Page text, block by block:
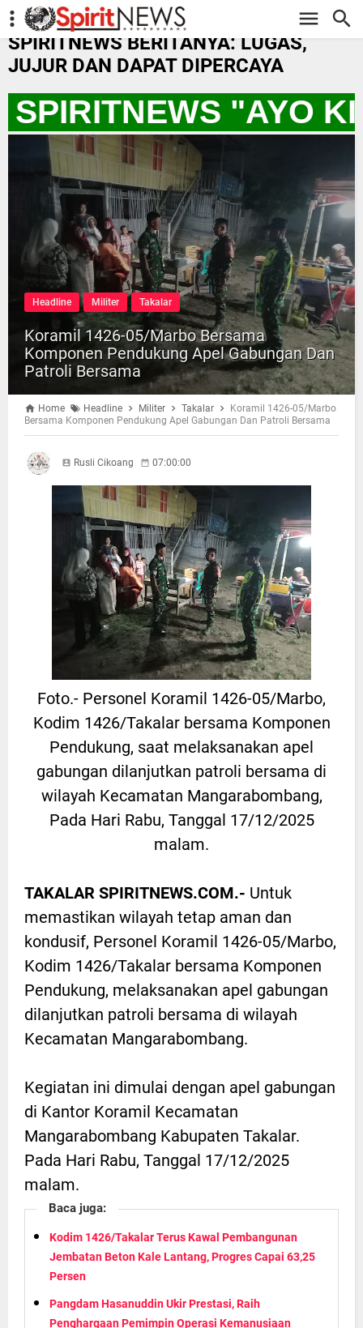
-->
SPIRITNEWS BERITANYA: LUGAS,
JUJUR DAN DAPAT DIPERCAYA
"AYO
Headline Militer Takalar
Koramil 1426-05/Marbo Bersama
Komponen Pendukung Apel Gabungan Dan
Patroli Bersama
Home Headline Militer Takalar
Koramil 1426-05/Marbo
Bersama Komponen Pendukung Apel Gabungan Dan Patroli Bersama
Rusli Cikoang 07:00:00
Foto.- Personel Koramil 1426-05/Marbo,
Kodim 1426/Takalar bersama Komponen
Pendukung, saat melaksanakan apel
gabungan dilanjutkan patroli bersama di
wilayah Kecamatan Mangarabombang,
Pada Hari Rabu, Tanggal 17/12/2025
malam.
TAKALAR SPIRITNEWS.COM.- Untuk
memastikan wilayah tetap aman dan
kondusif, Personel Koramil 1426-05/Marbo,
Kodim 1426/Takalar bersama Komponen
Pendukung, melaksanakan apel gabungan
dilanjutkan patroli bersama di wilayah
Kecamatan Mangarabombang.
Kegiatan ini dimulai dengan apel gabungan
di Kantor Koramil Kecamatan
Mangarabombang Kabupaten Takalar.
Pada Hari Rabu, Tanggal 17/12/2025
malam.
Baca juga:
Kodim 1426/Takalar Terus Kawal Pembangunan
Jembatan Beton Kale Lantang, Progres Capai 63,25
Persen
Pangdam Hasanuddin Ukir Prestasi, Raih
Penghargaan Pemimpin Operasi Kemanusiaan